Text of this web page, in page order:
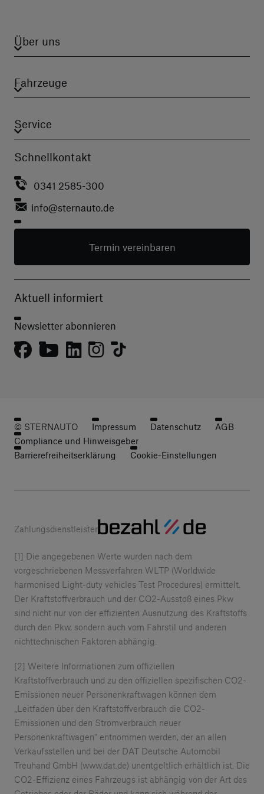
Über uns
Fahrzeuge
Service
Schnellkontakt
0341 2585-300
info@sternauto.de
Termin vereinbaren
Aktuell informiert
Newsletter abonnieren
© STERNAUTO Impressum Datenschutz
AGB
Compliance und Hinweisgeber
Barrierefreiheitserklärung
Cookie-Einstellungen
Zahlungsdienstleister
[1] Die angegebenen Werte wurden nach dem
vorgeschriebenen Messverfahren WLTP (Worldwide
harmonised Light-duty vehicles Test Procedures) ermittelt.
Der Kraftstoffverbrauch und der CO2-Ausstoß eines Pkw
sind nicht nur von der effizienten Ausnutzung des Kraftstoffs
durch den Pkw, sondern auch vom Fahrstil und anderen
nichttechnischen Faktoren abhängig.
[2] Weitere Informationen zum offiziellen
Kraftstoffverbrauch und zu den offiziellen spezifischen CO2-
Emissionen neuer Personenkraftwagen können dem
„Leitfaden über den Kraftstoffverbrauch die CO2-
Emissionen und den Stromverbrauch neuer
Personenkraftwagen“ entnommen werden, der an allen
Verkaufsstellen und bei der DAT Deutsche Automobil
Treuhand GmbH (www.dat.de) unentgeltlich erhältlich ist. Die
CO2-Effizienz eines Fahrzeugs ist abhängig von der Art des